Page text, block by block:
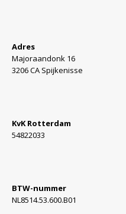
Adres
Majoraandonk 16
3206 CA Spijkenisse
KvK Rotterdam
54822033
BTW-nummer
NL8514.53.600.B01